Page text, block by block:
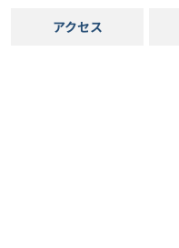
アクセス